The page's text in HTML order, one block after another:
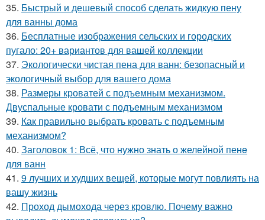
35. Быстрый и дешевый способ сделать жидкую пену
для ванны дома
36. Бесплатные изображения сельских и городских
пугало: 20+ вариантов для вашей коллекции
37. Экологически чистая пена для ванн: безопасный и
экологичный выбор для вашего дома
38. Размеры кроватей с подъемным механизмом.
Двуспальные кровати с подъемным механизмом
39. Как правильно выбрать кровать с подъемным
механизмом?
40. Заголовок 1: Всё, что нужно знать о желейной пенe
для ванн
41. 9 лучших и худших вещей, которые могут повлиять на
вашу жизнь
42. Проход дымохода через кровлю. Почему важно